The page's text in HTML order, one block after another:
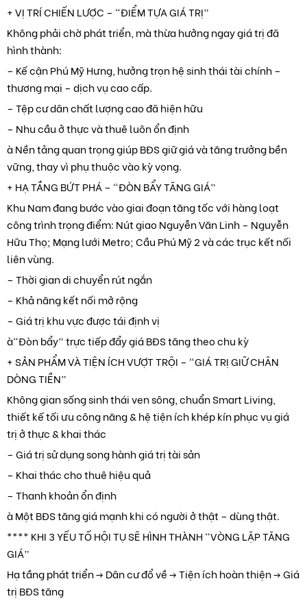
+ VỊ TRÍ CHIẾN LƯỢC – “ĐIỂM TỰA GIÁ TRỊ”
Không phải chờ phát triển, mà thừa hưởng ngay giá trị đã
hình thành:
– Kế cận Phú Mỹ Hưng, hưởng trọn hệ sinh thái tài chính –
thương mại – dịch vụ cao cấp.
– Tệp cư dân chất lượng cao đã hiện hữu
– Nhu cầu ở thực và thuê luôn ổn định
à Nền tảng quan trọng giúp BĐS giữ giá và tăng trưởng bền
vững, thay vì phụ thuộc vào kỳ vọng.
+ HẠ TẦNG BỨT PHÁ – “ĐÒN BẨY TĂNG GIÁ”
Khu Nam đang bước vào giai đoạn tăng tốc với hàng loạt
công trình trọng điểm: Nút giao Nguyễn Văn Linh – Nguyễn
Hữu Thọ; Mạng lưới Metro; Cầu Phú Mỹ 2 và các trục kết nối
liên vùng.
– Thời gian di chuyển rút ngắn
– Khả năng kết nối mở rộng
– Giá trị khu vực được tái định vị
à“Đòn bẩy” trực tiếp đẩy giá BĐS tăng theo chu kỳ
+ SẢN PHẨM VÀ TIỆN ÍCH VƯỢT TRỘI – “GIÁ TRỊ GIỮ CHÂN
DÒNG TIỀN”
Không gian sống sinh thái ven sông, chuẩn Smart Living,
thiết kế tối ưu công năng & hệ tiện ích khép kín phục vụ giá
trị ở thực & khai thác
– Giá trị sử dụng song hành giá trị tài sản
– Khai thác cho thuê hiệu quả
– Thanh khoản ổn định
à Một BĐS tăng giá mạnh khi có người ở thật – dùng thật.
**** KHI 3 YẾU TỐ HỘI TỤ SẼ HÌNH THÀNH “VÒNG LẶP TĂNG
GIÁ”
Hạ tầng phát triển -> Dân cư đổ về -> Tiện ích hoàn thiện -> Giá
trị BĐS tăng